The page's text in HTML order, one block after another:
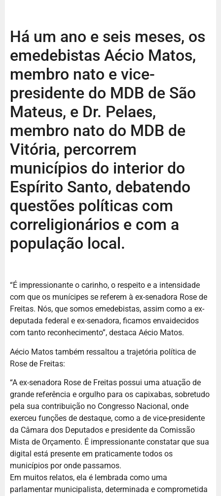
Há um ano e seis meses, os
emedebistas Aécio Matos,
membro nato e vice-
presidente do MDB de São
Mateus, e Dr. Pelaes,
membro nato do MDB de
Vitória, percorrem
municípios do interior do
Espírito Santo, debatendo
questões políticas com
correligionários e com a
população local.
“É impressionante o carinho, o respeito e a intensidade
com que os munícipes se referem à ex-senadora Rose de
Freitas. Nós, que somos emedebistas, assim como a ex-
deputada federal e ex-senadora, ficamos envaidecidos
com tanto reconhecimento”, destaca Aécio Matos.
Aécio Matos também ressaltou a trajetória política de
Rose de Freitas:
“A ex-senadora Rose de Freitas possui uma atuação de
grande referência e orgulho para os capixabas, sobretudo
pela sua contribuição no Congresso Nacional, onde
exerceu funções de destaque, como a de vice-presidente
da Câmara dos Deputados e presidente da Comissão
Mista de Orçamento. É impressionante constatar que sua
digital está presente em praticamente todos os
municípios por onde passamos.
Em muitos relatos, ela é lembrada como uma
parlamentar municipalista, determinada e comprometida